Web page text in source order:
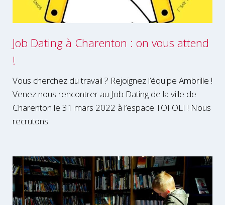
Job Dating à Charenton : on vous attend
!
Vous cherchez du travail ? Rejoignez l’équipe Ambrille !
Venez nous rencontrer au Job Dating de la ville de
Charenton le 31 mars 2022 à l’espace TOFOLI ! Nous
recrutons…